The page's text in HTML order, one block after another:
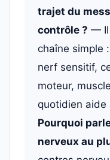
trajet du
contrôle ? — Il
chaîne simple
nerf sensitif,
moteur,
quotidien aide
Pourquoi
nerveux au